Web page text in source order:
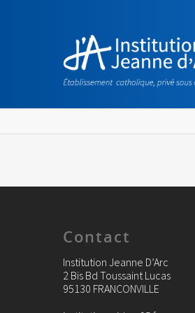
Contact
Institution Jeanne D’Arc
2 Bis Bd Toussaint Lucas
95130 FRANCONVILLE